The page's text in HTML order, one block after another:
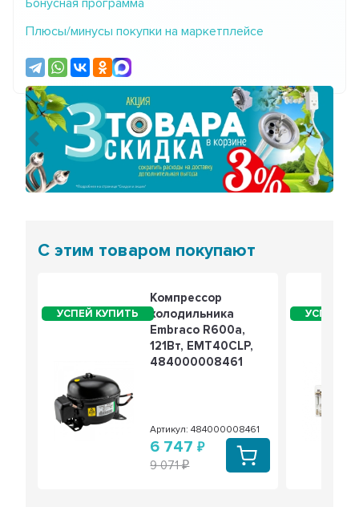
Бонусная программа
Плюсы/минусы покупки на маркетплейсе
Предыдущий
С этим товаром покупают
Компрессор
холодильника
Embraco R600a,
121Вт, EMT40CLP,
484000008461
Артикул: 484000008461
6 747
9 071